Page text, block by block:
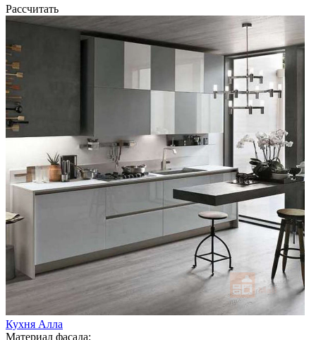
Рассчитать
Кухня Алла
Материал фасада: